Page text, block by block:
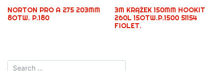
NORTON PRO A 275 203MM
8OTW. P.180
3M KRĄŻEK 150MM HOOKIT
260L 15OTW.P.1500 51154
FIOLET.